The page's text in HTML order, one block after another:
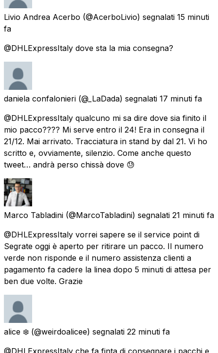
Livio Andrea Acerbo (@AcerboLivio) segnalati 15 minuti
fa
@DHLExpressItaly dove sta la mia consegna?
daniela confalonieri (@_LaDada) segnalati 17 minuti fa
@DHLExpressItaly qualcuno mi sa dire dove sia finito il
mio pacco???? Mi serve entro il 24! Era in consegna il
21/12. Mai arrivato. Tracciatura in stand by dal 21. Vi ho
scritto e, ovviamente, silenzio. Come anche questo
tweet… andrà perso chissà dove 😓
Marco Tabladini (@MarcoTabladini) segnalati 21 minuti fa
@DHLExpressItaly vorrei sapere se il service point di
Segrate oggi è aperto per ritirare un pacco. Il numero
verde non risponde e il numero assistenza clienti a
pagamento fa cadere la linea dopo 5 minuti di attesa per
ben due volte. Grazie
alice ❄️ (@weirdoalicee) segnalati 22 minuti fa
@DHLExpressItaly che fa finta di consegnare i pacchi e